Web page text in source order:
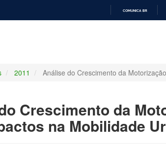
COMUNICA BR
2011 Análise do Crescimento da
Crescimento da
na Mobilidade